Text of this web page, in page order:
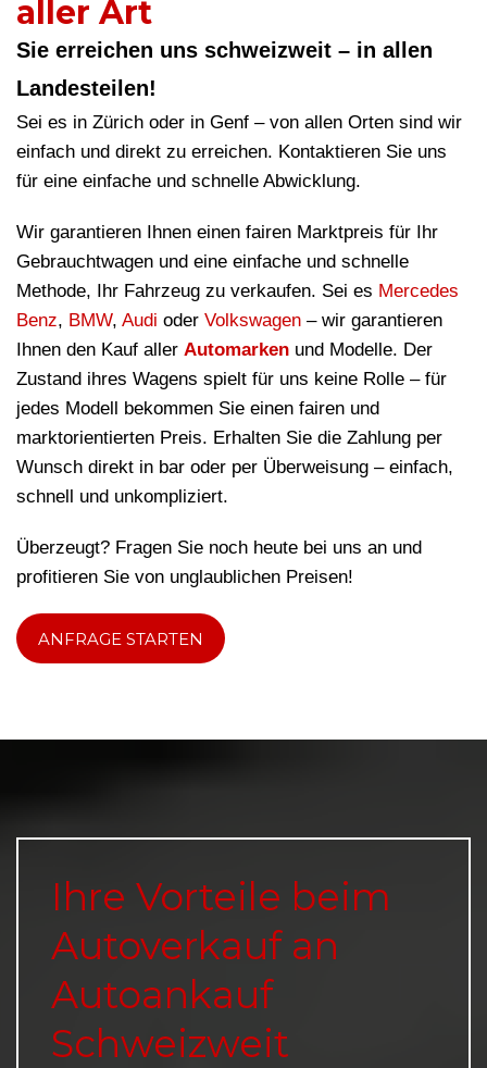
aller Art
Sie erreichen uns schweizweit – in allen
Landesteilen!
Sei es in Zürich oder in Genf – von allen Orten sind wir
einfach und direkt zu erreichen. Kontaktieren Sie uns
für eine einfache und schnelle Abwicklung.
Wir garantieren Ihnen einen fairen Marktpreis für Ihr
Gebrauchtwagen und eine einfache und schnelle
Methode, Ihr Fahrzeug zu verkaufen. Sei es Mercedes
Benz, BMW, Audi oder Volkswagen – wir garantieren
Ihnen den Kauf aller Automarken und Modelle. Der
Zustand ihres Wagens spielt für uns keine Rolle – für
jedes Modell bekommen Sie einen fairen und
marktorientierten Preis. Erhalten Sie die Zahlung per
Wunsch direkt in bar oder per Überweisung – einfach,
schnell und unkompliziert.
Überzeugt? Fragen Sie noch heute bei uns an und
profitieren Sie von unglaublichen Preisen!
ANFRAGE STARTEN
Ihre Vorteile beim
Autoverkauf an
Autoankauf
Schweizweit